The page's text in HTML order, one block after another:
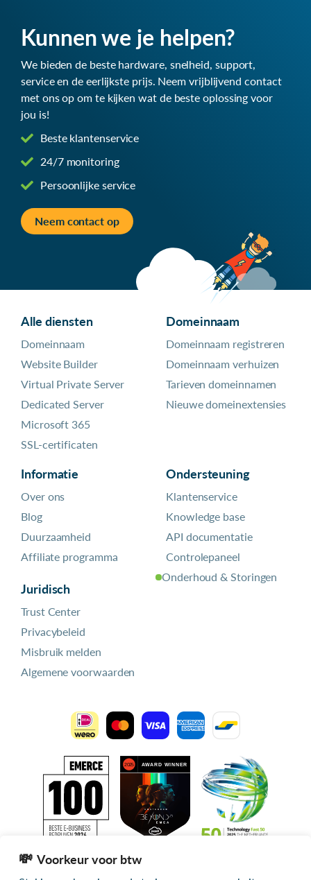
Kunnen we je helpen?
We bieden de beste hardware, snelheid, support,
service en de eerlijkste prijs. Neem vrijblijvend contact
met ons op om te kijken wat de beste oplossing voor
jou is!
Beste klantenservice
24/7 monitoring
Persoonlijke service
Neem contact op
Alle diensten
Domeinnaam
Website Builder
Virtual Private Server
Dedicated Server
Microsoft 365
SSL-certificaten
Domeinnaam
Domeinnaam registreren
Domeinnaam verhuizen
Tarieven domeinnamen
Nieuwe domeinextensies
Informatie
Over ons
Blog
Duurzaamheid
Affiliate programma
Juridisch
Trust Center
Privacybeleid
Misbruik melden
Algemene voorwaarden
Ondersteuning
Klantenservice
Knowledge base
API documentatie
Controlepaneel
Onderhoud & Storingen
Voorkeur voor btw